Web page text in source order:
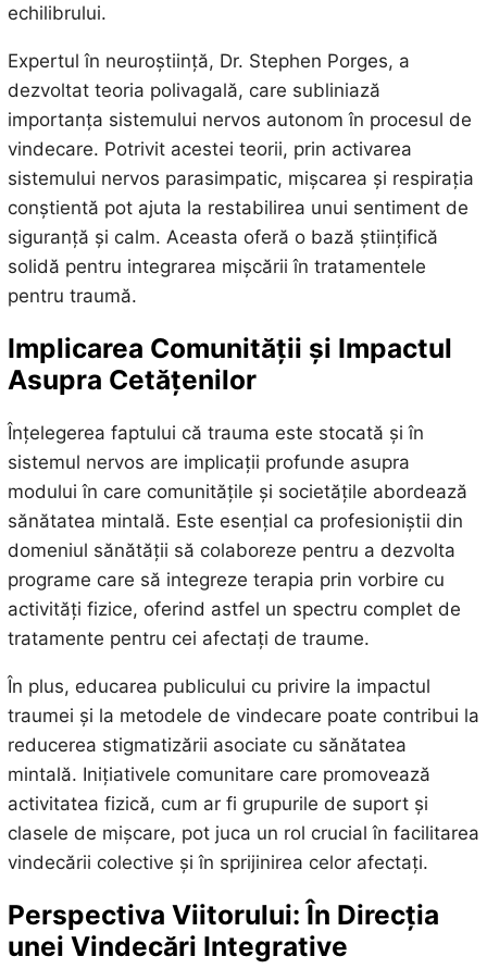
echilibrului.
Expertul în neuroștiință, Dr. Stephen Porges, a
dezvoltat teoria polivagală, care subliniază
importanța sistemului nervos autonom în procesul de
vindecare. Potrivit acestei teorii, prin activarea
sistemului nervos parasimpatic, mișcarea și respirația
conștientă pot ajuta la restabilirea unui sentiment de
siguranță și calm. Aceasta oferă o bază științifică
solidă pentru integrarea mișcării în tratamentele
pentru traumă.
Implicarea Comunității și Impactul
Asupra Cetățenilor
Înțelegerea faptului că trauma este stocată și în
sistemul nervos are implicații profunde asupra
modului în care comunitățile și societățile abordează
sănătatea mintală. Este esențial ca profesioniștii din
domeniul sănătății să colaboreze pentru a dezvolta
programe care să integreze terapia prin vorbire cu
activități fizice, oferind astfel un spectru complet de
tratamente pentru cei afectați de traume.
În plus, educarea publicului cu privire la impactul
traumei și la metodele de vindecare poate contribui la
reducerea stigmatizării asociate cu sănătatea
mintală. Inițiativele comunitare care promovează
activitatea fizică, cum ar fi grupurile de suport și
clasele de mișcare, pot juca un rol crucial în facilitarea
vindecării colective și în sprijinirea celor afectați.
Perspectiva Viitorului: În Direcția
unei Vindecări Integrative